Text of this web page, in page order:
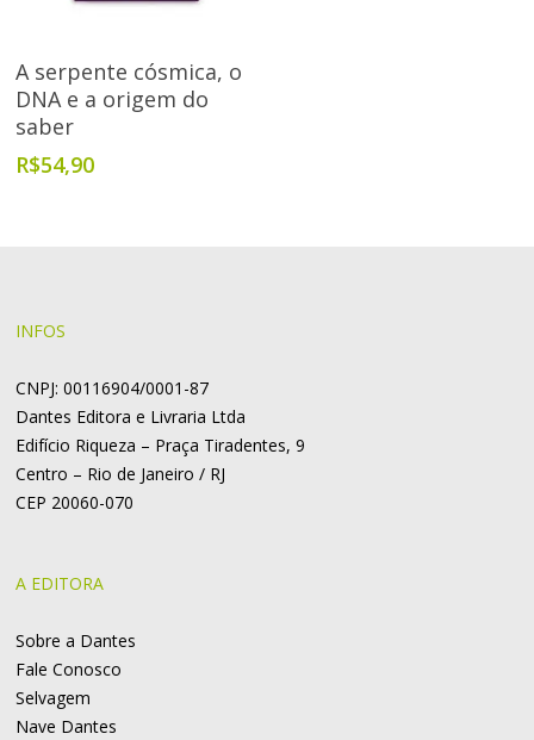
Adicionar Ao Carrinho
A serpente cósmica, o
DNA e a origem do
saber
R$54,90
INFOS
CNPJ: 00116904/0001-87
Dantes Editora e Livraria Ltda
Edifício Riqueza – Praça Tiradentes, 9
Centro – Rio de Janeiro / RJ
CEP 20060-070
A EDITORA
Sobre a Dantes
Fale Conosco
Selvagem
Nave Dantes